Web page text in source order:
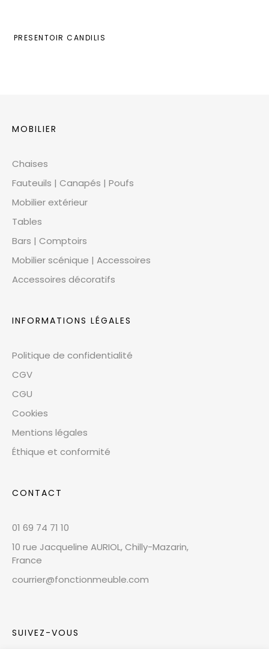
PRESENTOIR CANDILIS
MOBILIER
Chaises
Fauteuils | Canapés | Poufs
Mobilier extérieur
Tables
Bars | Comptoirs
Mobilier scénique | Accessoires
Accessoires décoratifs
INFORMATIONS LÉGALES
Politique de confidentialité
CGV
CGU
Cookies
Mentions légales
Éthique et conformité
CONTACT
01 69 74 71 10
10 rue Jacqueline AURIOL, Chilly-Mazarin,
France
courrier@fonctionmeuble.com
SUIVEZ-VOUS